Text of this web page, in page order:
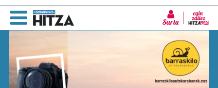
Sartu